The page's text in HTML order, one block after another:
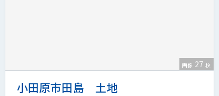
小田原市田島 土地
画像 27 枚